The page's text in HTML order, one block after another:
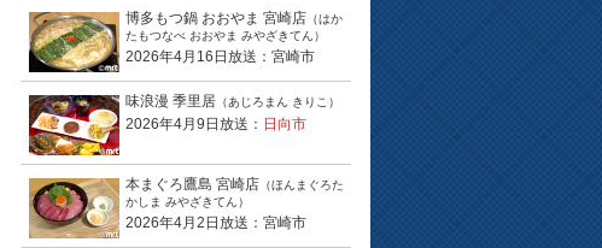
博多もつ鍋 おおやま 宮崎店 （はか
たもつなべ おおやま みやざきてん）
2026年4月16日放送：宮崎市
味浪漫 季里居 （あじろまん きりこ）
2026年4月9日放送： 日向市
本まぐろ鷹島 宮崎店 （ほんまぐろた
かしま みやざきてん）
2026年4月2日放送：宮崎市